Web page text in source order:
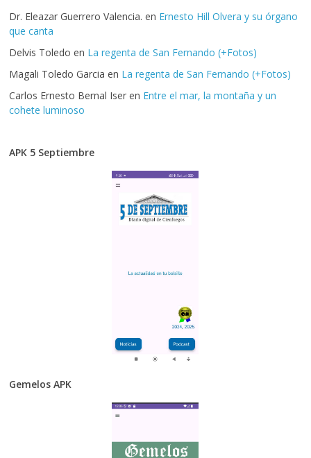
Dr. Eleazar Guerrero Valencia. en Ernesto Hill Olvera y su órgano
que canta
Delvis Toledo en La regenta de San Fernando (+Fotos)
Magali Toledo Garcia en La regenta de San Fernando (+Fotos)
Carlos Ernesto Bernal Iser en Entre el mar, la montaña y un
cohete luminoso
APK 5 Septiembre
Gemelos APK